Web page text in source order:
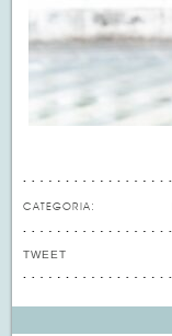
CATEGORIA:
TWEET